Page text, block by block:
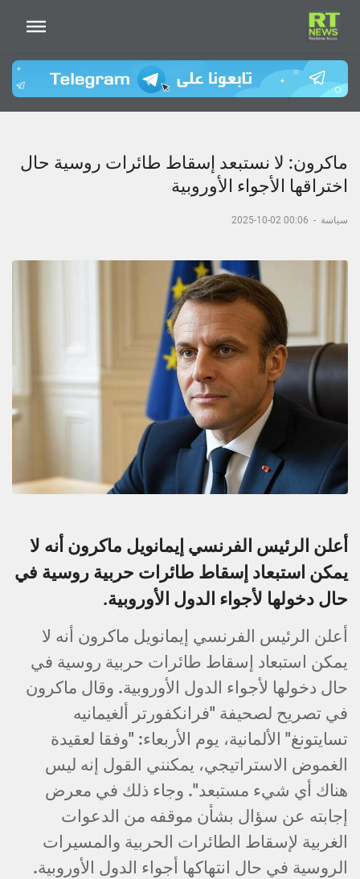
ماكرون: لا نستبعد إسقاط طائرات روسية حال
اختراقها الأجواء الأوروبية
سياسة -
00:06 02-10-2025
أعلن الرئيس الفرنسي إيمانويل ماكرون أنه لا
يمكن استبعاد إسقاط طائرات حربية روسية في
حال دخولها لأجواء الدول الأوروبية.
أعلن الرئيس الفرنسي إيمانويل ماكرون أنه لا
يمكن استبعاد إسقاط طائرات حربية روسية في
حال دخولها لأجواء الدول الأوروبية. وقال ماكرون
في تصريح لصحيفة "فرانكفورتر ألغيمانيه
تسايتونغ" الألمانية، يوم الأربعاء: "وفقا لعقيدة
الغموض الاستراتيجي، يمكنني القول إنه ليس
هناك أي شيء مستبعد". وجاء ذلك في معرض
إجابته عن سؤال بشأن موقفه من الدعوات
الغربية لإسقاط الطائرات الحربية والمسيرات
الروسية في حال انتهاكها أجواء الدول الأوروبية.